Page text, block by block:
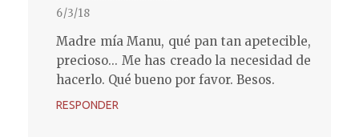
6/3/18
Madre mía Manu, qué pan tan apetecible,
precioso... Me has creado la necesidad de
hacerlo. Qué bueno por favor. Besos.
RESPONDER